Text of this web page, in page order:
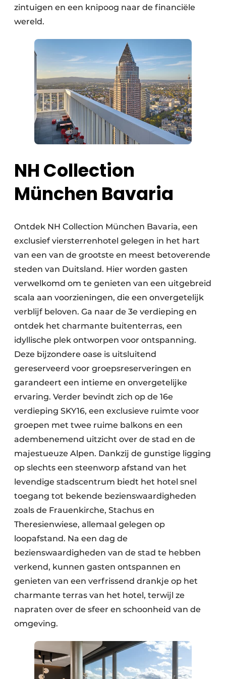
zintuigen en een knipoog naar de financiële
wereld.
NH Collection
München Bavaria
Ontdek NH Collection München Bavaria, een
exclusief viersterrenhotel gelegen in het hart
van een van de grootste en meest betoverende
steden van Duitsland. Hier worden gasten
verwelkomd om te genieten van een uitgebreid
scala aan voorzieningen, die een onvergetelijk
verblijf beloven. Ga naar de 3e verdieping en
ontdek het charmante buitenterras, een
idyllische plek ontworpen voor ontspanning.
Deze bijzondere oase is uitsluitend
gereserveerd voor groepsreserveringen en
garandeert een intieme en onvergetelijke
ervaring. Verder bevindt zich op de 16e
verdieping SKY16, een exclusieve ruimte voor
groepen met twee ruime balkons en een
adembenemend uitzicht over de stad en de
majestueuze Alpen. Dankzij de gunstige ligging
op slechts een steenworp afstand van het
levendige stadscentrum biedt het hotel snel
toegang tot bekende bezienswaardigheden
zoals de Frauenkirche, Stachus en
Theresienwiese, allemaal gelegen op
loopafstand. Na een dag de
bezienswaardigheden van de stad te hebben
verkend, kunnen gasten ontspannen en
genieten van een verfrissend drankje op het
charmante terras van het hotel, terwijl ze
napraten over de sfeer en schoonheid van de
omgeving.